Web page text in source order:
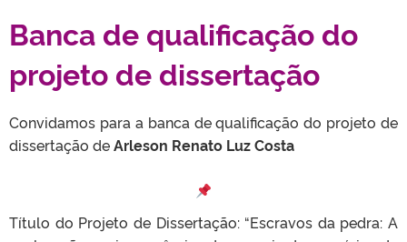
TELEFONES
Banca de qualificação do
projeto de dissertação
Convidamos para a banca de qualificação do projeto de
dissertação deArleson Renato Luz Costa
Título do Projeto de Dissertação: “Escravos da pedra: A